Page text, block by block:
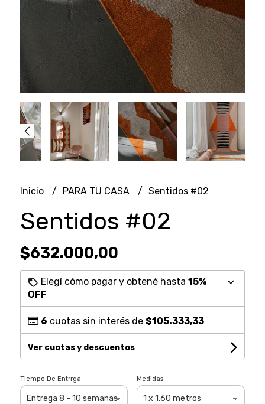
Inicio PARA TU CASA Sentidos #02
Sentidos #02
$632.000,00
Elegí cómo pagar y obtené hasta 15%
OFF
6 cuotas sin interés de $105.333,33
Ver cuotas y descuentos
Tiempo De Entrrga Medidas